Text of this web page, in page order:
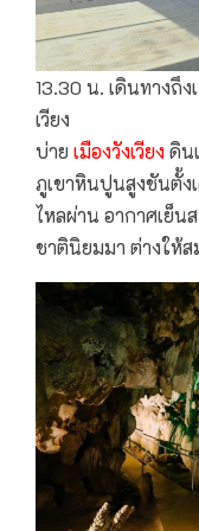
13.30 น. เดินทางถึ
เวียง
บ่าย เมืองวังเวียงดิน
ภูเขาหินปูนสูงชันตั้ง
ไหลผ่าน อากาศเย็น
ชาตินิยมมา ต่างให้